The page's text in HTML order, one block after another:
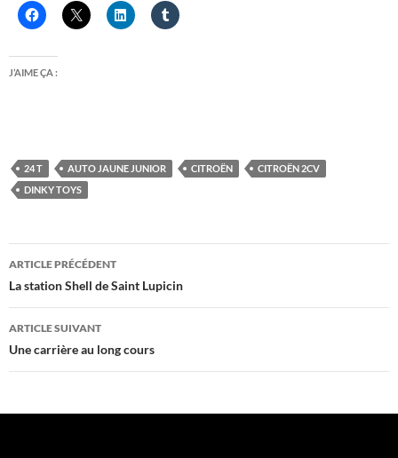
J’AIME ÇA :
24 T AUTO JAUNE JUNIOR CITROËN
CITROËN 2CV
DINKY TOYS
Navigation
des
articles
ARTICLE PRÉCÉDENT
La station Shell de Saint Lupicin
ARTICLE SUIVANT
Une carrière au long cours